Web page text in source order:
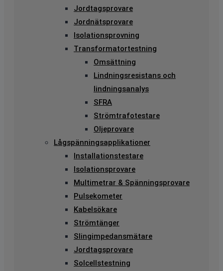
Jordtagsprovare
Jordnätsprovare
Isolationsprovning
Transformatortestning
Omsättning
Lindningsresistans och
lindningsanalys
SFRA
Strömtrafotestare
Oljeprovare
Lågspänningsapplikationer
Installationstestare
Isolationsprovare
Multimetrar & Spänningsprovare
Pulsekometer
Kabelsökare
Strömtänger
Slingimpedansmätare
Jordtagsprovare
Solcellstestning